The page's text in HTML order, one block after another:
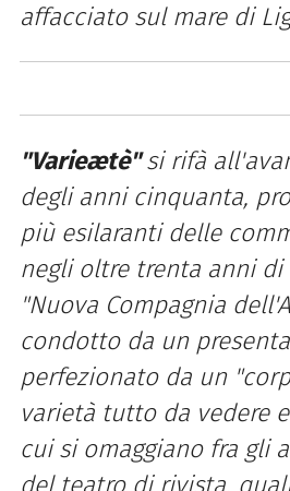
affacciato sul mare di
"Varieætè"si rifà
degli anni cinquanta,
più esilaranti delle
negli oltre trenta anni
"Nuova Compagnia
condotto da un
perfezionato da un
varietà tutto da vedere
cui si omaggiano fra gli
del teatro di rivista,